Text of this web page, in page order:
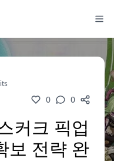
0 0
커크 픽업
보 전략 완